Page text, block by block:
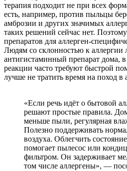
терапия подходит не при всех
есть, например, против пыльцы
амброзии и других значимых
таких решений сейчас нет.
препаратов для аллерген-
Людям со склонностью к аллергии
антигистаминный препарат дома,
реакции часто требуют быстрой
лучше не тратить время на поход в
«Если речь идёт о бытовой
решают простые правила.
меньше пыли, регулярная
Полезно поддерживать
воздуха. Облегчить
помогает пылесос или
фильтром. Он задерживает
том числе аллергены», —